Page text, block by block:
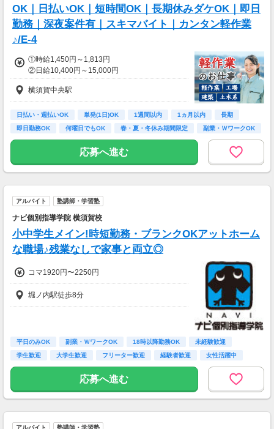
OK｜日払いOK｜短時間OK｜長期休みダケOK｜即日
勤務｜深夜案件有｜スキマバイト｜カンタン軽作業
♪/E-4
①時給1,450円～1,813円
②日給10,400円～15,000円
横須賀中央駅
日払い・週払いOK 単発(1日)OK 1週間以内 1ヵ月以内
長期
即日勤務OK
何曜日でもOK 春・夏・冬休み期間限定 副業・ＷワークOK
応募へ進む
アルバイト 塾講師・学習塾
ナビ個別指導学院 横須賀校
小中学生メイン!時短勤務・ブランクOKアットホーム
な職場♪残業なしで家事と両立◎
コマ1920円〜2250円
堀ノ内駅徒歩8分
平日のみOK 副業・ＷワークOK 18時以降勤務OK
未経験歓迎
学生歓迎
大学生歓迎 フリーター歓迎 経験者歓迎 女性活躍中
応募へ進む
アルバイト 塾講師・学習塾